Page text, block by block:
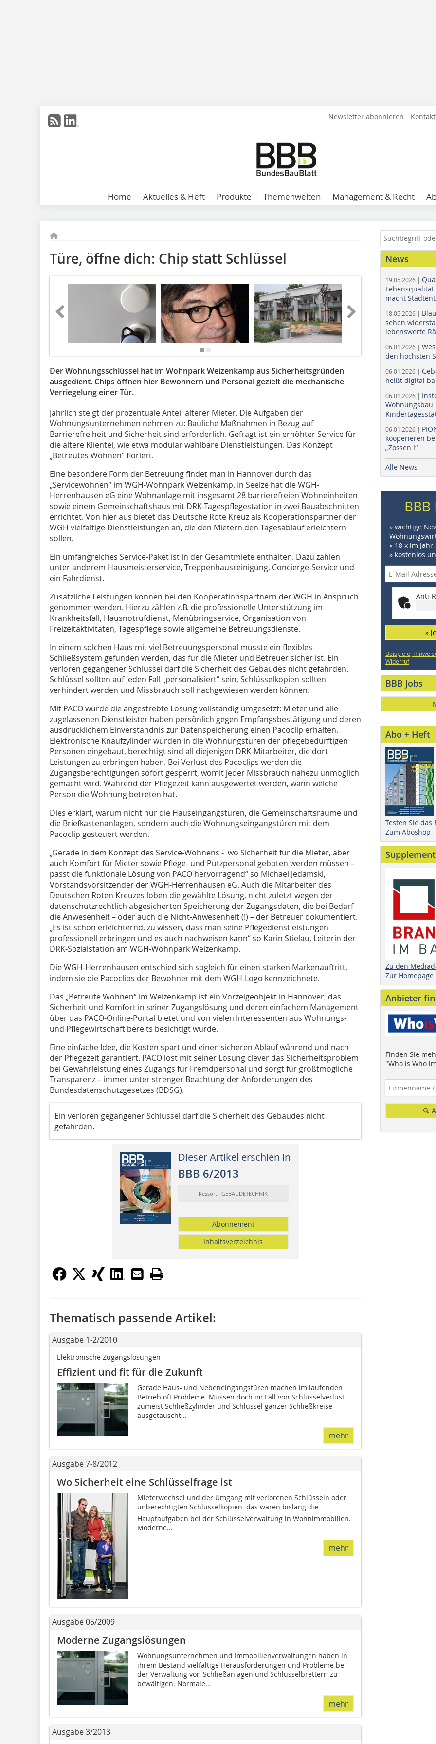
Newsletter abonnieren
Home Aktuelles & Heft Produkte Themenwelten Management & Recht
Türe, öffne dich: Chip statt Schlüssel
Der Wohnungsschlüssel hat im Wohnpark Weizenkamp aus Sicherheitsgründen
ausgedient. Chips öffnen hier Bewohnern und Personal gezielt die mechanische
Verriegelung einer Tür.
Jährlich steigt der prozentuale Anteil älterer Mieter. Die Aufgaben der
Wohnungsunternehmen nehmen zu: Bauliche Maßnahmen in Bezug auf
Barrierefreiheit und Sicherheit sind erforderlich. Gefragt ist ein erhöhter Service für
die ältere Klientel, wie etwa modular wählbare Dienstleistungen. Das Konzept
„Betreutes Wohnen“ floriert.
Eine besondere Form der Betreuung findet man in Hannover durch das
„Servicewohnen“ im WGH-Wohnpark Weizenkamp. In Seelze hat die WGH-
Herrenhausen eG eine Wohnanlage mit insgesamt 28 barrierefreien Wohneinheiten
sowie einem Gemeinschaftshaus mit DRK-Tagespflegestation in zwei Bauabschnitten
errichtet. Von hier aus bietet das Deutsche Rote Kreuz als Kooperationspartner der
WGH vielfältige Dienstleistungen an, die den Mietern den Tagesablauf erleichtern
sollen.
Ein umfangreiches Service-Paket ist in der Gesamtmiete enthalten. Dazu zählen
unter anderem Hausmeisterservice, Treppenhausreinigung, Concierge-Service und
ein Fahrdienst.
Zusätzliche Leistungen können bei den Kooperationspartnern der WGH in Anspruch
genommen werden. Hierzu zählen z.B. die professionelle Unterstützung im
Krankheitsfall, Hausnotrufdienst, Menübringservice, Organisation von
Freizeitaktivitäten, Tagespflege sowie allgemeine Betreuungsdienste.
In einem solchen Haus mit viel Betreuungspersonal musste ein flexibles
Schließsystem gefunden werden, das für die Mieter und Betreuer sicher ist. Ein
verloren gegangener Schlüssel darf die Sicherheit des Gebäudes nicht gefährden.
Schlüssel sollten auf jeden Fall „personalisiert“ sein, Schlüsselkopien sollten
verhindert werden und Missbrauch soll nachgewiesen werden können.
Mit PACO wurde die angestrebte Lösung vollständig umgesetzt: Mieter und alle
zugelassenen Dienstleister haben persönlich gegen Empfangsbestätigung und deren
ausdrücklichem Einverständnis zur Datenspeicherung einen Pacoclip erhalten.
Elektronische Knaufzylinder wurden in die Wohnungstüren der pflegebedürftigen
Personen eingebaut, berechtigt sind all diejenigen DRK-Mitarbeiter, die dort
Leistungen zu erbringen haben. Bei Verlust des Pacoclips werden die
Zugangsberechtigungen sofort gesperrt, womit jeder Missbrauch nahezu unmöglich
gemacht wird. Während der Pflegezeit kann ausgewertet werden, wann welche
Person die Wohnung betreten hat.
Dies erklärt, warum nicht nur die Hauseingangstüren, die Gemeinschaftsräume und
die Briefkastenanlagen, sondern auch die Wohnungseingangstüren mit dem
Pacoclip gesteuert werden.
„Gerade in dem Konzept des Service-Wohnens - wo Sicherheit für die Mieter, aber
auch Komfort für Mieter sowie Pflege- und Putzpersonal geboten werden müssen –
passt die funktionale Lösung von PACO hervorragend“ so Michael Jedamski,
Vorstandsvorsitzender der WGH-Herrenhausen eG. Auch die Mitarbeiter des
Deutschen Roten Kreuzes loben die gewählte Lösung, nicht zuletzt wegen der
datenschutzrechtlich abgesicherten Speicherung der Zugangsdaten, die bei Bedarf
die Anwesenheit – oder auch die Nicht-Anwesenheit (!) – der Betreuer dokumentiert.
„Es ist schon erleichternd, zu wissen, dass man seine Pflegedienstleistungen
professionell erbringen und es auch nachweisen kann“ so Karin Stielau, Leiterin der
DRK-Sozialstation am WGH-Wohnpark Weizenkamp.
Die WGH-Herrenhausen entschied sich sogleich für einen starken Markenauftritt,
indem sie die Pacoclips der Bewohner mit dem WGH-Logo kennzeichnete.
Das „Betreute Wohnen“ im Weizenkamp ist ein Vorzeigeobjekt in Hannover, das
Sicherheit und Komfort in seiner Zugangslösung und deren einfachem Management
über das PACO-Online-Portal bietet und von vielen Interessenten aus Wohnungs-
und Pflegewirtschaft bereits besichtigt wurde.
Eine einfache Idee, die Kosten spart und einen sicheren Ablauf während und nach
der Pflegezeit garantiert. PACO löst mit seiner Lösung clever das Sicherheitsproblem
bei Gewährleistung eines Zugangs für Fremdpersonal und sorgt für größtmögliche
Transparenz – immer unter strenger Beachtung der Anforderungen des
Bundesdatenschutzgesetzes (BDSG).
Ein verloren gegangener Schlüssel darf die ­Sicherheit des Gebäudes nicht
gefährden.
Dieser Artikel erschien in
BBB 6/2013
Ressort: GEBÄUDETECHNIK
Abonnement
Inhaltsverzeichnis
Thematisch passende Artikel:
Ausgabe 1-2/2010
Elektronische Zugangslösungen
Effizient und fit für die Zukunft
Gerade Haus- und Nebeneingangstüren machen im laufenden
Betrieb oft Probleme. Müssen doch im Fall von Schlüsselverlust
zumeist Schließzylinder und Schlüssel ganzer Schließkreise
ausgetauscht...
mehr
Ausgabe 7-8/2012
Wo Sicherheit eine Schlüsselfrage ist
Mieterwechsel und der Umgang mit verlo­renen Schlüsseln oder
unberechtigten ­Schlüsselkopien  das waren bislang die
Hauptaufgaben bei der Schlüsselverwaltung in Wohnimmobilien.
Moderne...
mehr
Ausgabe 05/2009
Moderne Zugangslösungen
Wohnungsunternehmen und Immobilienverwaltungen haben in
ihrem Bestand vielfältige Herausforderungen und Probleme bei
der Verwaltung von Schließanlagen und Schlüsselbrettern zu
bewältigen. Normale...
mehr
Ausgabe 3/2013
News
19.05.2026 |
macht
18.05.2026 |
sehen
lebenswerte
06.01.2026 |
den höchsten
06.01.2026 |
heißt digital
06.01.2026 |
Wohnungsbau
06.01.2026 |
kooperieren
„Zossen I“
Alle News
» wichtige
» 18 x im Jahr
» kostenlos
Anti-
»
Beispiele,
Widerruf
BBB Jobs
Abo + Heft
Testen Sie das
Zum Aboshop
Supplement
Zu den
Zur Homepage
Anbieter
Finden Sie
"Who is Who